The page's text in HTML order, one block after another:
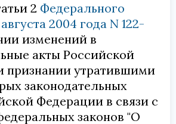
2 Федерального
2004 года N 122-
изменений в
акты Российской
признании утратившими
законодательных
Федерации в связи с
законов "О